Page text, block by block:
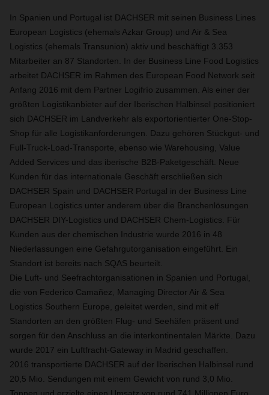
In Spanien und Portugal ist DACHSER mit seinen Business Lines
European Logistics (ehemals Azkar Group) und Air & Sea
Logistics (ehemals Transunion) aktiv und beschäftigt 3.353
Mitarbeiter an 87 Standorten. In der Business Line Food Logistics
arbeitet DACHSER im Rahmen des European Food Network seit
Anfang 2016 mit dem Partner Logifrío zusammen. Als einer der
größten Logistikanbieter auf der Iberischen Halbinsel positioniert
sich DACHSER im Landverkehr als exportorientierter One-Stop-
Shop für alle Logistikanforderungen. Dazu gehören Stückgut- und
Full-Truck-Load-Transporte, ebenso wie Warehousing, Value
Added Services und das iberische B2B-Paketgeschäft. Neue
Kunden für das internationale Geschäft erschließen sich
DACHSER Spain und DACHSER Portugal in der Business Line
European Logistics unter anderem über die Branchenlösungen
DACHSER DIY-Logistics und DACHSER Chem-Logistics. Für
Kunden aus der chemischen Industrie wurde 2016 in 48
Niederlassungen eine Gefahrgutorganisation eingeführt. Ein
Standort ist bereits nach SQAS beurteilt.
Die Luft- und Seefrachtorganisationen in Spanien und Portugal,
die von Federico Camañez, Managing Director Air & Sea
Logistics Southern Europe, geleitet werden, sind mit elf
Standorten an den größten Flug- und Seehäfen präsent und
sorgen für den Anschluss an die interkontinentalen Märkte. Dazu
wurde 2017 ein Luftfracht-Gateway in Madrid geschaffen.
2016 transportierte DACHSER auf der Iberischen Halbinsel rund
20,5 Mio. Sendungen mit einem Gewicht von rund 3,0 Mio.